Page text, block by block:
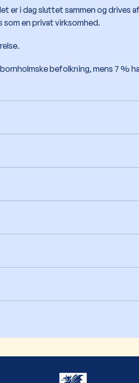
er i dag sluttet sammen og drives
som en privat virksomhed.
befolkning, mens 7 %